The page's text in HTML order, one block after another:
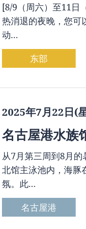
[8/9（周六）至11日
热消退的夜晚，您可
动...
东部
2025年7月22日(
名古屋港水族
从7月第三周到8月的
北馆主泳池内，海豚
氛。此...
名古屋港